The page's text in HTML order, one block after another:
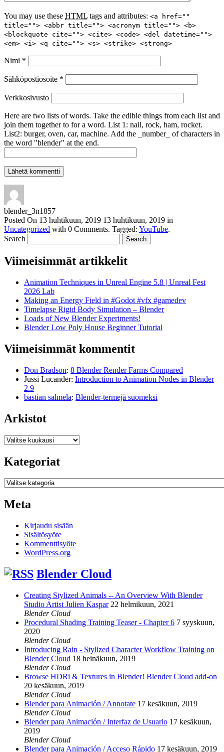
You may use these HTML tags and attributes: <a href=""
title=""> <abbr title=""> <acronym title=""> <b>
<blockquote cite=""> <cite> <code> <del datetime="">
<em> <i> <q cite=""> <s> <strike> <strong>
Nimi *
Sähköpostiosoite *
Verkkosivusto
Here are two lists of words. Take the edible things from each list and
join them together to for a word. List 1: nail, rock, ham, rocket.
List2: burger, oven, car, machine. Add the _number_ of characters in
the word "blender" at the end.
blender_3n1857
Posted On 13 huhtikuun, 2019 13 huhtikuun, 2019 in
Uncategorized with 0 Comments. Tagged: YouTube.
Search
Viimeisimmät artikkelit
Animation Techniques in Unreal Engine 5.8 | Unreal Fest
2026 Lab
Making an Energy Field in #Godot #vfx #gamedev
Timelapse Rigid Body Simulation – Blender
Loads of New Blender Experiments!
Blender Low Poly House Beginner Tutorial
Viimeisimmät kommentit
Don Bradson: 8 Blender Render Farms Compared
Jussi Lucander: Introduction to Animation Nodes in Blender
2.9
bastian salmela: Blender-termejä suomeksi
Arkistot
Arkistot
Kategoriat
Kategoriat
Meta
Kirjaudu sisään
Sisältösyöte
Kommenttisyöte
WordPress.org
Blender Cloud
Creating Stylized Animals -- An Overview With Blender
Studio Artist Julien Kaspar 22 helmikuun, 2021
Blender Cloud
Procedural Shading Training Teaser - Chapter 6 7 syyskuun,
2020
Blender Cloud
Introducing Rain - Stylized Character Workflow Training on
Blender Cloud 18 heinäkuun, 2019
Blender Cloud
Browse HDRi & Textures in Blender! Blender Cloud add-on
20 kesäkuun, 2019
Blender Cloud
Blender para Animación / Annotate 17 kesäkuun, 2019
Blender Cloud
Blender para Animación / Interfaz de Usuario 17 kesäkuun,
2019
Blender Cloud
Blender para Animación / Acceso Rápido 17 kesäkuun, 2019